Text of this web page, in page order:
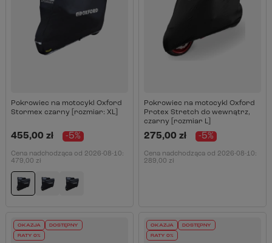
Pokrowiec na motocykl Oxford
Stormex czarny [rozmiar: XL]
455,00 zł -5%
Cena nadchodząca od 2026-08-10:
479,00 zł
Pokrowiec na motocykl Oxford
Protex Stretch do wewnątrz,
czarny [rozmiar L]
275,00 zł -5%
Cena nadchodząca od 2026-08-10:
289,00 zł
OKAZJA DOSTĘPNY
RATY 0%
OKAZJA DOSTĘPNY
RATY 0%